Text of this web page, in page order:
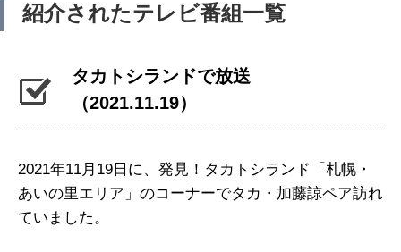
紹介されたテレビ番組一覧
タカトシランドで放送
（2021.11.19）
2021年11月19日に、発見！タカトシランド「札幌・
あいの里エリア」のコーナーでタカ・加藤諒ペア訪れ
ていました。